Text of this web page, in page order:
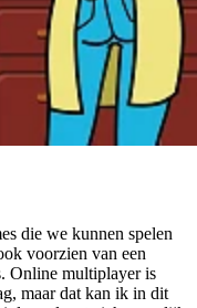
die we kunnen spelen
voorzien van een
Online multiplayer is
maar dat kan ik in dit